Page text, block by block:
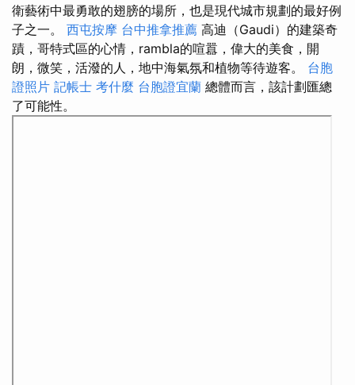
衛藝術中最勇敢的翅膀的場所，也是現代城市規劃的最好例
子之一。 西屯按摩 台中推拿推薦 高迪（Gaudi）的建築奇
蹟，哥特式區的心情，rambla的喧囂，偉大的美食，開
朗，微笑，活潑的人，地中海氣氛和植物等待遊客。 台胞
證照片 記帳士 考什麼 台胞證宜蘭 總體而言，該計劃匯總
了可能性。